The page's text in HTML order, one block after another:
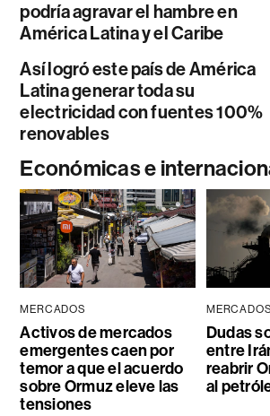
podría agravar el hambre en
América Latina y el Caribe
Así logró este país de América
Latina generar toda su
electricidad con fuentes 100%
renovables
Económicas e
MERCADOS
Activos de mercados
emergentes caen por
temor a que el acuerdo
sobre Ormuz eleve las
tensiones
MERCADOS
Dudas
entre
reabrir
al